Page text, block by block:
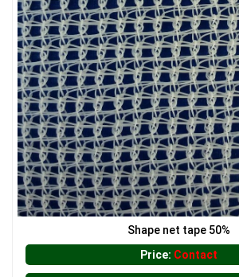
LƯỚI CHẮN CÔN TRÙNG
Shape net tape 50%
Price: Contact